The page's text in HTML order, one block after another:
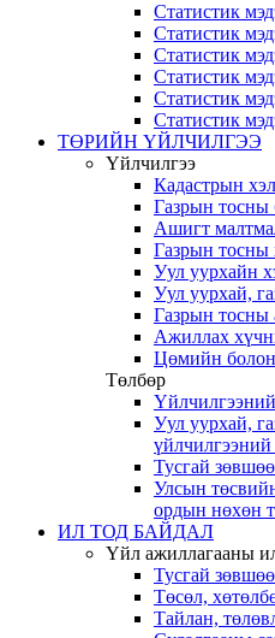
Статистик
Статистик
Статистик
Статистик
Статистик
Статистик
ТӨРИЙН ҮЙЛЧИЛГЭЭ
Үйлчилгээ
Кадастрын
Газрын тосны
Ашигт
Газрын тосны
Уул уурхайн
Уул уурхай,
Газрын тосны
Ажиллах
Цөмийн болон
Төлбөр
Уул уурхай,
үйлчилгээний
Тусгай
Улсын
ордын нөхөн
ИЛ ТОД БАЙДАЛ
Үйл ажиллагааны
Тусгай
Төсөл,
Тайлан,